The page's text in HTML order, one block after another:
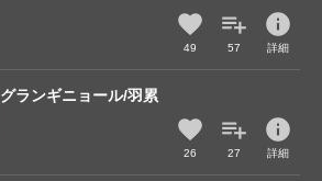
49 57
info
詳細
グランギニョール/羽累
26 27
info
詳細